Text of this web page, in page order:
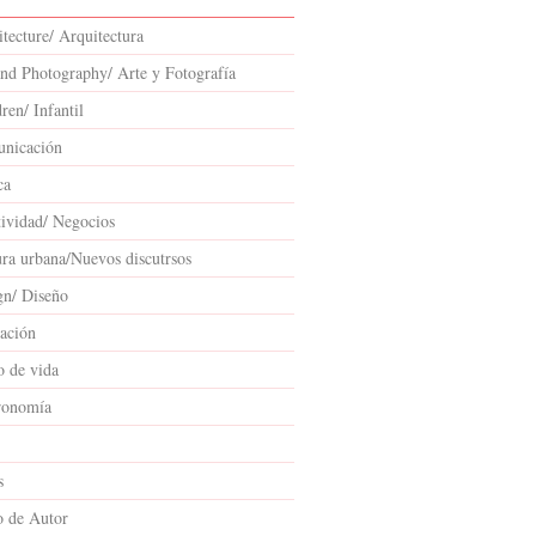
Arquitectura
Photography/ Arte y Fotografía
Infantil
Negocios
urbana/Nuevos discutrsos
Diseño
de vida
de Autor